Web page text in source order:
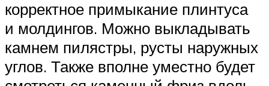
корректное примыкание плинтуса
и молдингов. Можно выкладывать
камнем пилястры, русты наружных
углов. Также вполне уместно будет